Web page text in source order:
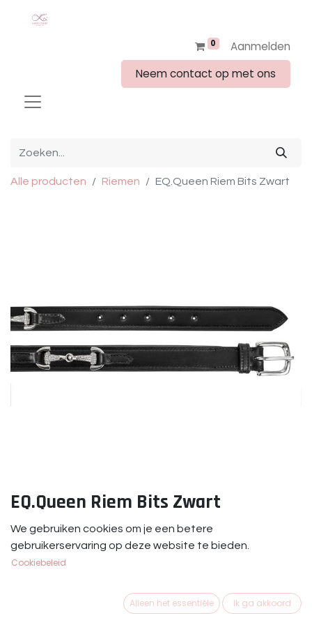
0
Aanmelden
Neem contact op met ons
Alle producten Riemen EQ.Queen Riem Bits Zwart
EQ.Queen Riem Bits Zwart
EQ.Queen Bits Riem
€24,95
We gebruiken cookies om je een betere
gebruikerservaring op deze website te bieden.
Cookiebeleid
Alleen het essentiële Ik ga akkoord